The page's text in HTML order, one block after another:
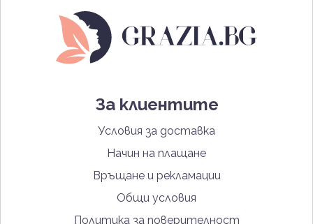
За клиентите
Условия за доставка
Начин на плащане
Връщане и рекламации
Общи условия
Политика за поверителност